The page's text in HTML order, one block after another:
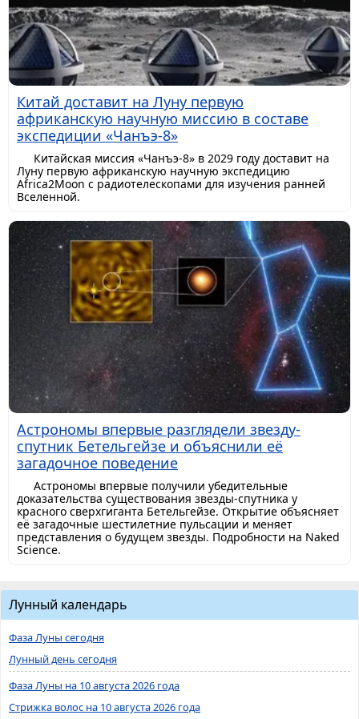
Китай доставит на Луну первую
африканскую научную миссию в составе
экспедиции «Чанъэ-8»
Китайская миссия «Чанъэ-8» в 2029 году доставит на
Луну первую африканскую научную экспедицию
Africa2Moon с радиотелескопами для изучения ранней
Вселенной.
Астрономы впервые разглядели звезду-
спутник Бетельгейзе и объяснили её
загадочное поведение
Астрономы впервые получили убедительные
доказательства существования звезды-спутника у
красного сверхгиганта Бетельгейзе. Открытие объясняет
её загадочные шестилетние пульсации и меняет
представления о будущем звезды. Подробности на Naked
Science.
Лунный календарь
Фаза Луны сегодня
Лунный день сегодня
Фаза Луны на 10 августа 2026 года
Стрижка волос на 10 августа 2026 года